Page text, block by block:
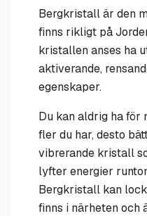
Bergkristall är den
finns rikligt på
kristallen anses ha
aktiverande,
egenskaper.
Du kan aldrig ha för
fler du har, desto
vibrerande kristall
lyfter energier
Bergkristall kan
finns i närheten